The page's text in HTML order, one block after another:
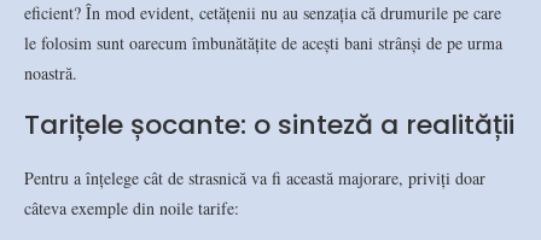
eficient? În mod evident, cetățenii nu au senzația că drumurile pe care
le folosim sunt oarecum îmbunătățite de acești bani strânși de pe urma
noastră.
Tarițele șocante: o sinteză a realității
Pentru a înțelege cât de strasnică va fi această majorare, priviți doar
câteva exemple din noile tarife: